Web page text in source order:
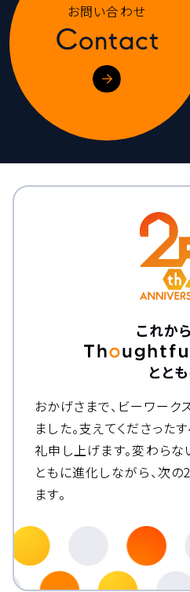
お問い合わせ
これか
とと
おかげさまで、ビーワー
ました。支えてくださった
礼申し上げます。変わらな
ともに進化しながら、次
ます。